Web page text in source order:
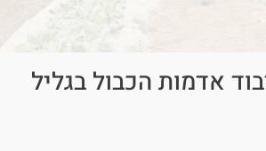
אדמות הכבול בגליל